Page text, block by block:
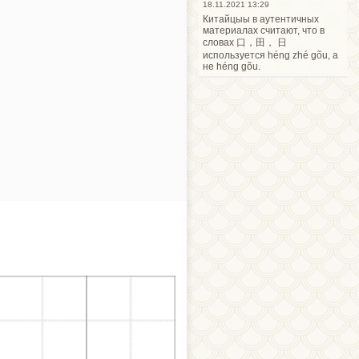
18.11.2021 13:29
Китайцыы в аутентичных
материалах считают, что в
словах 口，田， 日
используется héng zhé gõu, а
не héng gõu.